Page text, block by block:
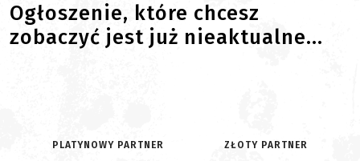
Ogłoszenie, które chcesz
zobaczyć jest już nieaktualne...
PLATYNOWY PARTNER ZŁOTY PARTNER